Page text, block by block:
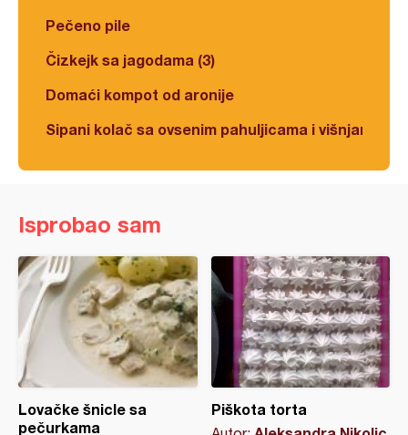
Pečeno pile
Čizkejk sa jagodama (3)
Domaći kompot od aronije
Sipani kolač sa ovsenim pahuljicama i višnjama
Isprobao sam
Lovačke šnicle sa
pečurkama
Piškota torta